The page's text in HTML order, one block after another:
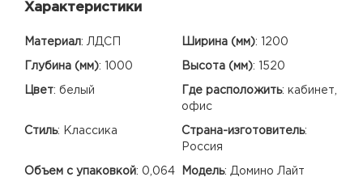
Характеристики
Материал: ЛДСП Ширина (мм): 1200
Глубина (мм): 1000 Высота (мм): 1520
Цвет: белый Где расположить: кабинет,
офис
Стиль: Классика Страна-изготовитель:
Россия
Объем с упаковкой: 0,064
Модель: Домино Лайт